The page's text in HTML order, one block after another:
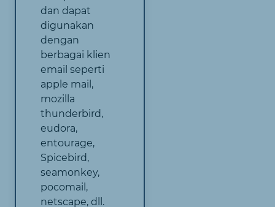
dan dapat
digunakan
dengan
berbagai klien
email seperti
apple mail,
mozilla
thunderbird,
eudora,
entourage,
Spicebird,
seamonkey,
pocomail,
netscape, dll.